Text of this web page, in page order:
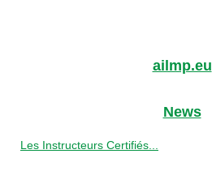
ailmp.eu
News
Les Instructeurs Certifiés...